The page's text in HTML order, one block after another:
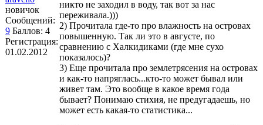
новичок
Сообщений:
9 Баллов: 4
Регистрация:
01.02.2012
никто не заходил в воду, так вот за нас
переживала.)))
2) Прочитала где-то про влажность на островах
повышенную. Так ли это в августе, по
сравнению с Халкидиками (где мне сухо
показалось)?
3) Еще прочитала про землетрясения на островах
и как-то напряглась...кто-то может бывал или
живет там. Это вообще в какое время года
бывает? Понимаю стихия, не предугадаешь, но
может есть какая-то статистика...